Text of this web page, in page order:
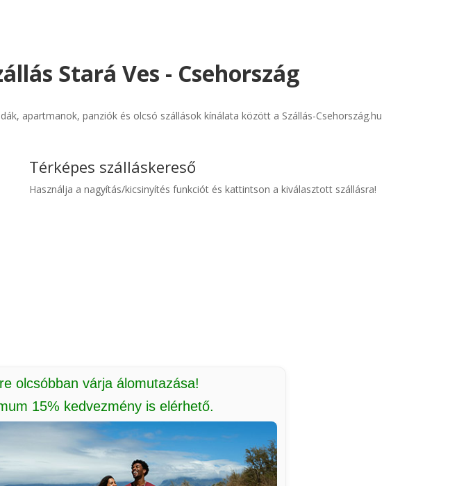
Stará Ves - Csehország
apartmanok, panziók és olcsó szállások kínálata között a Szállás-Csehország.hu
Térképes szálláskereső
Használja a nagyítás/kicsinyítés funkciót és kattintson a kiválasztott szállásra!
olcsóbban várja álomutazása!
15% kedvezmény is elérhető.